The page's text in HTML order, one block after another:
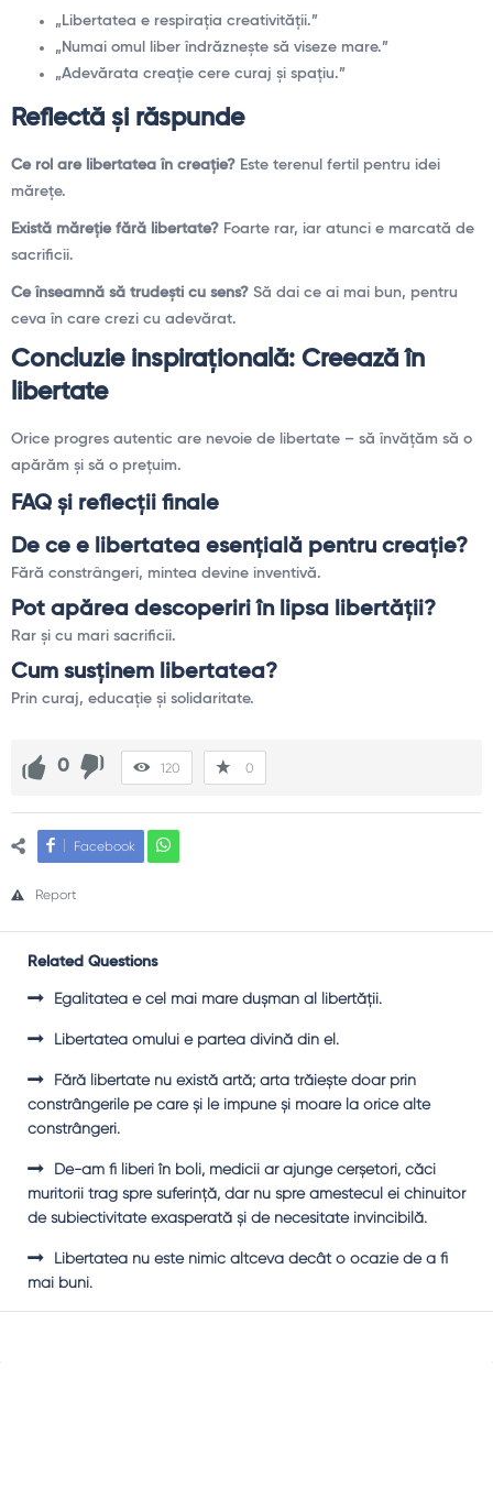
„Libertatea e respiraţia creativităţii.”
„Numai omul liber îndrăzneşte să viseze mare.”
„Adevărata creaţie cere curaj şi spaţiu.”
Reflectă şi răspunde
Ce rol are libertatea în creaţie? Este terenul fertil pentru idei
măreţe.
Există măreţie fără libertate? Foarte rar, iar atunci e marcată de
sacrificii.
Ce înseamnă să trudeşti cu sens? Să dai ce ai mai bun, pentru
ceva în care crezi cu adevărat.
Concluzie inspiraţională: Creează în
libertate
Orice progres autentic are nevoie de libertate – să învăţăm să o
apărăm şi să o preţuim.
FAQ și reflecții finale
De ce e libertatea esenţială pentru creaţie?
Fără constrângeri, mintea devine inventivă.
Pot apărea descoperiri în lipsa libertăţii?
Rar şi cu mari sacrificii.
Cum susţinem libertatea?
Prin curaj, educaţie şi solidaritate.
0 120 0
Facebook
Report
Related Questions
Egalitatea e cel mai mare duşman al libertăţii.
Libertatea omului e partea divină din el.
Fără libertate nu există artă; arta trăiește doar prin
constrângerile pe care și le impune și moare la orice alte
constrângeri.
De-am fi liberi în boli, medicii ar ajunge cerşetori, căci
muritorii trag spre suferinţă, dar nu spre amestecul ei chinuitor
de subiectivitate exasperată şi de necesitate invincibilă.
Libertatea nu este nimic altceva decât o ocazie de a fi
mai buni.